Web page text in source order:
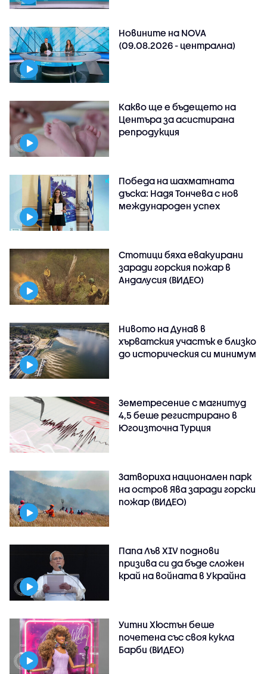
Новините на NOVA
(09.08.2026 - централна)
Какво ще е бъдещето на
Центъра за асистирана
репродукция
Победа на шахматната
дъска: Надя Тончева с нов
международен успех
Стотици бяха евакуирани
заради горския пожар в
Андалусия (ВИДЕО)
Нивото на Дунав в
хърватския участък е близко
до историческия си минимум
Земетресение с магнитуд
4,5 беше регистрирано в
Югоизточна Турция
Затвориха национален парк
на остров Ява заради горски
пожар (ВИДЕО)
Папа Лъв XIV поднови
призива си да бъде сложен
край на войната в Украйна
Уитни Хюстън беше
почетена със своя кукла
Барби (ВИДЕО)